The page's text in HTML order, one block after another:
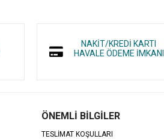
NAKİT/KREDİ KARTI
HAVALE ÖDEME İMKANI
ÖNEMLİ BİLGİLER
TESLİMAT KOŞULLARI